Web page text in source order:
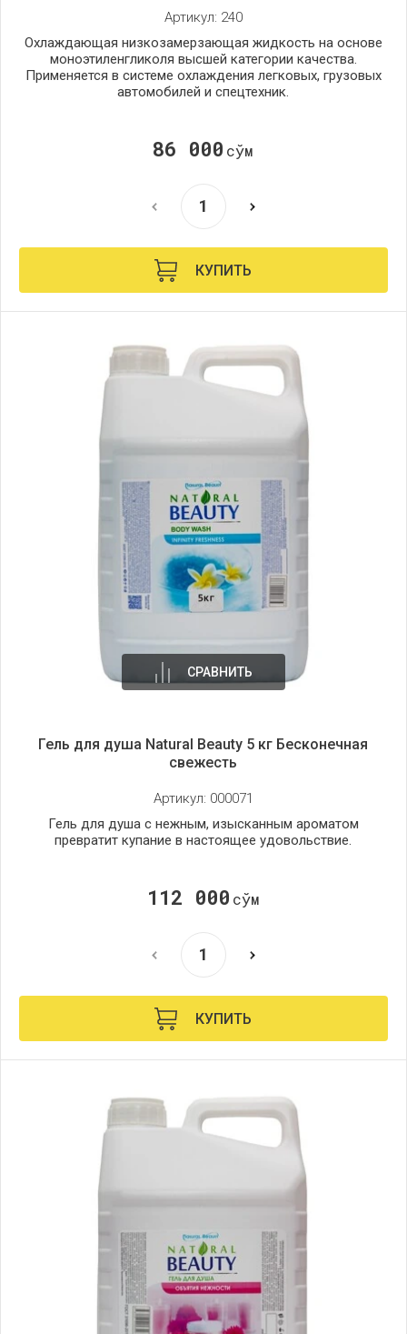
Артикул: 240
Охлаждающая низкозамерзающая жидкость на основе
моноэтиленгликоля высшей категории качества.
Применяется в системе охлаждения легковых, грузовых
автомобилей и спецтехник.
86 000 сўм
КУПИТЬ
СРАВНИТЬ
Гель для душа Natural Beauty 5 кг Бесконечная
свежесть
Артикул: 000071
Гель для душа с нежным, изысканным ароматом
превратит купание в настоящее удовольствие.
112 000 сўм
КУПИТЬ